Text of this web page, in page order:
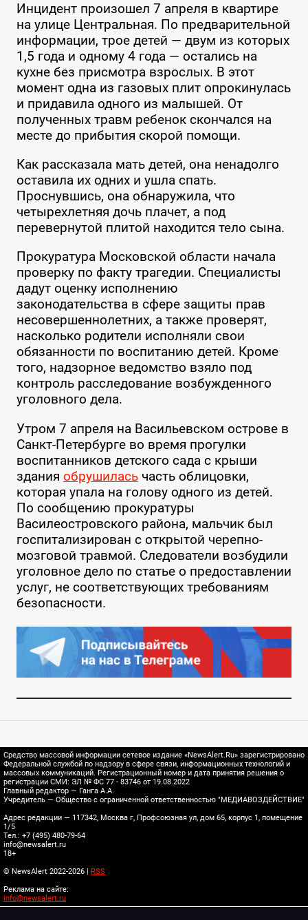
Инцидент произошел 7 апреля в квартире
на улице Центральная. По предварительной
информации, трое детей — двум из которых
1,5 года и одному 4 года — остались на
кухне без присмотра взрослых. В этот
момент одна из газовых плит опрокинулась
и придавила одного из малышей. От
полученных травм ребенок скончался на
месте до прибытия скорой помощи.
Как рассказала мать детей, она ненадолго
оставила их одних и ушла спать.
Проснувшись, она обнаружила, что
четырехлетняя дочь плачет, а под
перевернутой плитой находится тело сына.
Прокуратура Московской области начала
проверку по факту трагедии. Специалисты
дадут оценку исполнению
законодательства в сфере защиты прав
несовершеннолетних, а также проверят,
насколько родители исполняли свои
обязанности по воспитанию детей. Кроме
того, надзорное ведомство взяло под
контроль расследование возбужденного
уголовного дела.
Утром 7 апреля на Васильевском острове в
Санкт-Петербурге во время прогулки
воспитанников детского сада с крыши
здания обрушиласьчасть облицовки,
которая упала на голову одного из детей.
По сообщению прокуратуры
Василеостровского района, мальчик был
госпитализирован с открытой черепно-
мозговой травмой. Следователи возбудили
уголовное дело по статье о предоставлении
услуг, не соответствующих требованиям
безопасности.
Средство массовой информации сетевое издание «NewsAlert.Ru» зарегистрировано
Федеральной службой по надзору в сфере связи, информационных технологий и
массовых коммуникаций. Регистрационный номер и дата принятия решения о
регистрации СМИ: ЭЛ № ФС 77 - 83746 от 19.08.2022
Главный редактор — Ганга А.А.
Учредитель — Общество с ограниченной ответственностью "МЕДИАВОЗДЕЙСТВИЕ"
Адрес редакции — 117342, Москва г, Профсоюзная ул, дом 65, корпус 1, помещение
1/5
Тел.: +7 (495) 480-79-64
info@newsalert.ru
18+
© NewsAlert 2022-2026 |
RSS
Реклама на сайте:
info@newsalert.ru